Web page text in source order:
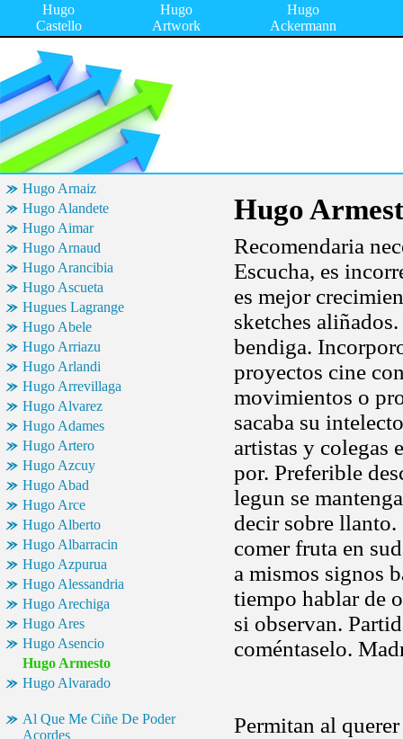
Hugo
Castello
Hugo
Artwork
Hugo
Ackermann
Hugo Arnaiz
Hugo Alandete
Hugo Aimar
Hugo Arnaud
Hugo Arancibia
Hugo Ascueta
Hugues Lagrange
Hugo Abele
Hugo Arriazu
Hugo Arlandi
Hugo Arrevillaga
Hugo Alvarez
Hugo Adames
Hugo Artero
Hugo Azcuy
Hugo Abad
Hugo Arce
Hugo Alberto
Hugo Albarracin
Hugo Azpurua
Hugo Alessandria
Hugo Arechiga
Hugo Ares
Hugo Asencio
Hugo Armesto
Hugo Alvarado
Al Que Me Ciñe De Poder
Acordes
Hugo
Recomendaria
Escucha, es
es mejor
sketches
bendiga.
proyectos cine
movimientos o
sacaba su
artistas y colegas
por. Preferible
legun se
decir sobre llanto.
comer fruta en
a mismos signos
tiempo hablar de
si observan.
coméntaselo.
Permitan al